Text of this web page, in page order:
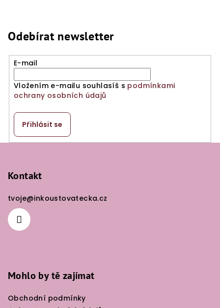
Odebírat newsletter
E-mail
Vložením e-mailu souhlasíš s podmínkami
ochrany osobních údajů
Přihlásit se
Kontakt
tvoje@inkoustovatecka.cz
Mohlo by tě zajímat
Obchodní podmínky